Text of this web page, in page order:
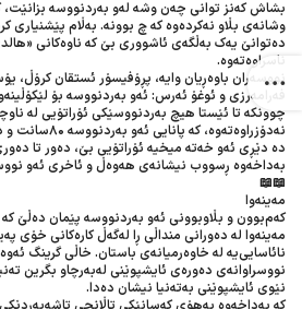
بشاش کەنز توانی چەن وشە لەو بەردنووسە
وشانەی بڵاو نەکردەوە کە چ بوونە. بەڵام پێشنیاری
دەتوانێ یەک بەڵگەی ئاشووری بێ کە ناوەکانی
ناسراوەتەوە.
نووسەران باوەڕیان وایە، پڕۆفیسۆر ئستقان
فەرامەرزی و ئوغۆ ئەرس: ئەو بەردنووسە بۆ
چوونکە تا ئێستا هیچ بەردنووسێکی ئۆراتۆیی لە
دە دێڕی ئەو خەتە میخیە ئۆراتۆیی بێ، دەور تا
بەداخەوە ڕسووب نیشانەی هەوەڵ و ئاخری ئەو
📖📖
مەینەوا
کەم‌بوون و بڵاوبوونی ئەو بەردنووسە پێمان دەڵێ
مەینەوا لە دەورانی منداڵی ڕا لەگەڵ کارەکانی خۆی
نائاسایی‌یە لە خاوەرمیانەی باستان. خاڵی گرینگ
نووسراوانەی دەورەی ئایشپوێنی لەبەرچاو بگرین
نێوی ئایشپوێنی بەتەنیا نیشان دەدا.